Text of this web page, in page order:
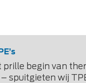
prille begin van
spuitgieten wij